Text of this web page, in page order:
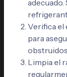
adecuado.
Verifica el
para
Limpia el